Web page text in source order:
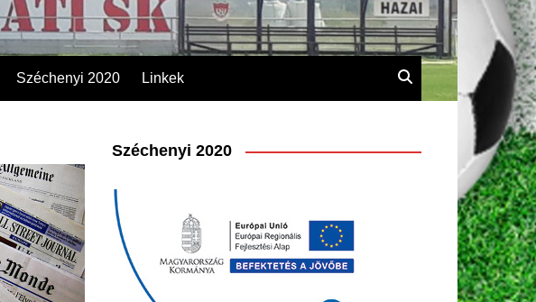
Széchenyi 2020 Linkek
Széchenyi 2020